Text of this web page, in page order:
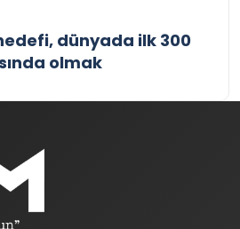
dünyada ilk 300
olmak